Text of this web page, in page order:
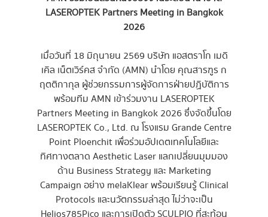
LASEROPTEK Partners Meeting in Bangkok
2026
เมื่อวันที่ 18 มิถุนายน 2569 บริษัท แอสตราโก เมดิ
เคิล เน็ตเวิร์คส จำกัด (AMN) นำโดย คุณสารฑูร ก
ฤตติกากุล ผู้ช่วยกรรมการผู้จัดการฝ่ายปฏิบัติการ
พร้อมทีม AMN เข้าร่วมงาน LASEROPTEK
Partners Meeting in Bangkok 2026 ซึ่งจัดขึ้นโดย
LASEROPTEK Co., Ltd. ณ โรงแรม Grande Centre
Point Ploenchit เพื่อร่วมอัปเดตเทคโนโลยีและ
ทิศทางตลาด Aesthetic Laser แลกเปลี่ยนมุมมอง
ด้าน Business Strategy และ Marketing
Campaign อย่าง melaKlear พร้อมเรียนรู้ Clinical
Protocols และนวัตกรรมล่าสุด ไม่ว่าจะเป็น